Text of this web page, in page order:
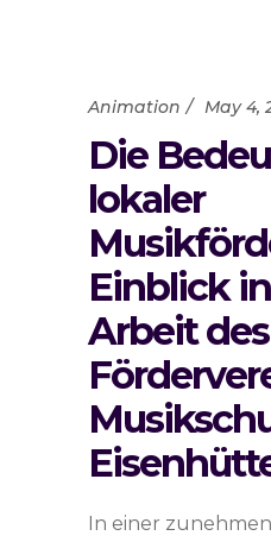
Animation May 4,
Die
lokaler
Einblick
Arbeit des
In einer